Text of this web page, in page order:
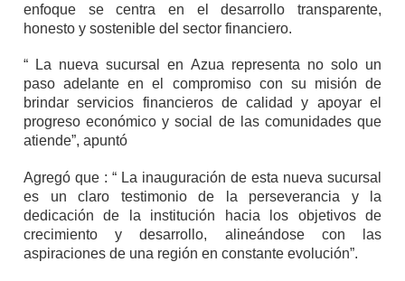
enfoque se centra en el desarrollo transparente,
honesto y sostenible del sector financiero.
“ La nueva sucursal en Azua representa no solo un
paso adelante en el compromiso con su misión de
brindar servicios financieros de calidad y apoyar el
progreso económico y social de las comunidades que
atiende”, apuntó
Agregó que : “ La inauguración de esta nueva sucursal
es un claro testimonio de la perseverancia y la
dedicación de la institución hacia los objetivos de
crecimiento y desarrollo, alineándose con las
aspiraciones de una región en constante evolución”.